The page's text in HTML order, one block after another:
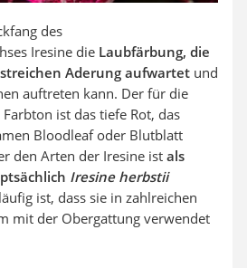
des
Iresine die Laubfärbung, die
Aderung aufwartet und
auftreten kann. Der für die
ist das tiefe Rot, das
Bloodleaf oder Blutblatt
den Arten der Iresine ist als
Iresine herbstii
ist, dass sie in zahlreichen
mit der Obergattung verwendet